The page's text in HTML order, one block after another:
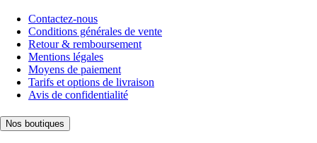
Contactez-nous
Conditions générales de vente
Retour & remboursement
Mentions légales
Moyens de paiement
Tarifs et options de livraison
Avis de confidentialité
Nos boutiques